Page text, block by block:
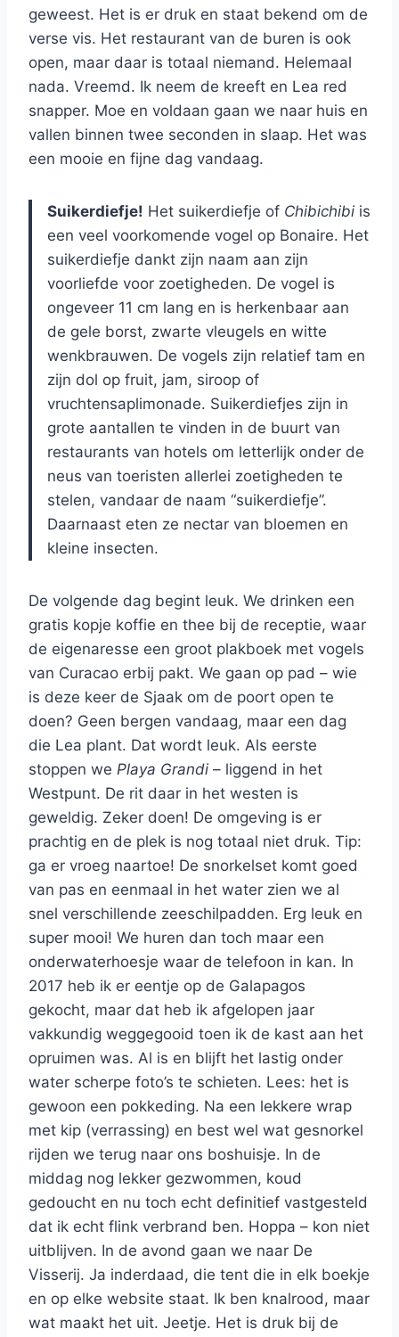
geweest. Het is er druk en staat bekend om de
verse vis. Het restaurant van de buren is ook
open, maar daar is totaal niemand. Helemaal
nada. Vreemd. Ik neem de kreeft en Lea red
snapper. Moe en voldaan gaan we naar huis en
vallen binnen twee seconden in slaap. Het was
een mooie en fijne dag vandaag.
Suikerdiefje! Het suikerdiefje of Chibichibi is
een veel voorkomende vogel op Bonaire. Het
suikerdiefje dankt zijn naam aan zijn
voorliefde voor zoetigheden. De vogel is
ongeveer 11 cm lang en is herkenbaar aan
de gele borst, zwarte vleugels en witte
wenkbrauwen. De vogels zijn relatief tam en
zijn dol op fruit, jam, siroop of
vruchtensaplimonade. Suikerdiefjes zijn in
grote aantallen te vinden in de buurt van
restaurants van hotels om letterlijk onder de
neus van toeristen allerlei zoetigheden te
stelen, vandaar de naam “suikerdiefje”.
Daarnaast eten ze nectar van bloemen en
kleine insecten.
De volgende dag begint leuk. We drinken een
gratis kopje koffie en thee bij de receptie, waar
de eigenaresse een groot plakboek met vogels
van Curacao erbij pakt. We gaan op pad – wie
is deze keer de Sjaak om de poort open te
doen? Geen bergen vandaag, maar een dag
die Lea plant. Dat wordt leuk. Als eerste
stoppen we Playa Grandi – liggend in het
Westpunt. De rit daar in het westen is
geweldig. Zeker doen! De omgeving is er
prachtig en de plek is nog totaal niet druk. Tip:
ga er vroeg naartoe! De snorkelset komt goed
van pas en eenmaal in het water zien we al
snel verschillende zeeschilpadden. Erg leuk en
super mooi! We huren dan toch maar een
onderwaterhoesje waar de telefoon in kan. In
2017 heb ik er eentje op de Galapagos
gekocht, maar dat heb ik afgelopen jaar
vakkundig weggegooid toen ik de kast aan het
opruimen was. Al is en blijft het lastig onder
water scherpe foto’s te schieten. Lees: het is
gewoon een pokkeding. Na een lekkere wrap
met kip (verrassing) en best wel wat gesnorkel
rijden we terug naar ons boshuisje. In de
middag nog lekker gezwommen, koud
gedoucht en nu toch echt definitief vastgesteld
dat ik echt flink verbrand ben. Hoppa – kon niet
uitblijven. In de avond gaan we naar De
Visserij. Ja inderdaad, die tent die in elk boekje
en op elke website staat. Ik ben knalrood, maar
wat maakt het uit. Jeetje. Het is druk bij de